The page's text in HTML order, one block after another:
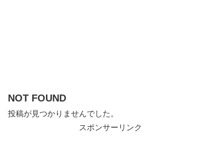
NOT FOUND
投稿が見つかりませんでした。
スポンサーリンク